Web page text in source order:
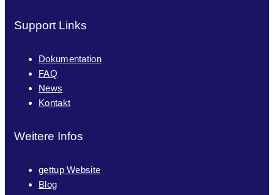
Support Links
Dokumentation
FAQ
News
Kontakt
Weitere Infos
gettup Website
Blog